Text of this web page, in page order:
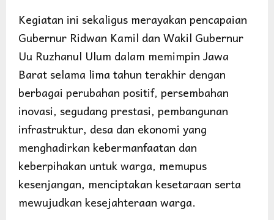
Kegiatan ini sekaligus merayakan pencapaian
Gubernur Ridwan Kamil dan Wakil Gubernur
Uu Ruzhanul Ulum dalam memimpin Jawa
Barat selama lima tahun terakhir dengan
berbagai perubahan positif, persembahan
inovasi, segudang prestasi, pembangunan
infrastruktur, desa dan ekonomi yang
menghadirkan kebermanfaatan dan
keberpihakan untuk warga, memupus
kesenjangan, menciptakan kesetaraan serta
mewujudkan kesejahteraan warga.